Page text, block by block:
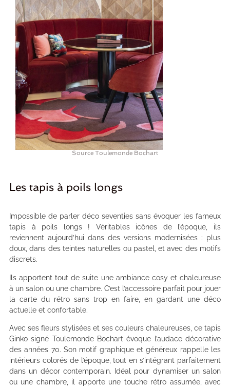
Les tapis à poils longs
Impossible de parler déco seventies sans évoquer les fameux
tapis à poils longs ! Véritables icônes de l’époque, ils
reviennent aujourd’hui dans des versions modernisées : plus
doux, dans des teintes naturelles ou pastel, et avec des motifs
discrets.
Ils apportent tout de suite une ambiance cosy et chaleureuse
à un salon ou une chambre. C’est l’accessoire parfait pour jouer
la carte du rétro sans trop en faire, en gardant une déco
actuelle et confortable.
Avec ses fleurs stylisées et ses couleurs chaleureuses, ce tapis
Ginko signé Toulemonde Bochart évoque l’audace décorative
des années 70. Son motif graphique et généreux rappelle les
intérieurs colorés de l’époque, tout en s’intégrant parfaitement
dans un décor contemporain. Idéal pour dynamiser un salon
ou une chambre, il apporte une touche rétro assumée, avec
Source Toulemonde Bochart